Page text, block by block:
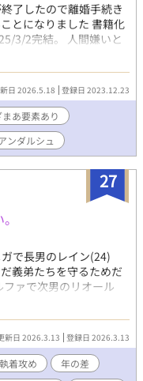
了したので離婚手続き
とになりました 書籍化
3/2完結。 人間嫌いと
うなるかと思ったものの
つもりだ。 男同士でも
の先駆けの1人にされた
わけじゃなくて僕は運
万歳と今でも思ってい
んて必要なことを一方
日にお仕事に行ってし
れるし、割と肩身は狭
これが毎日では参って
すい日々を送るために
を続けたら必ず離婚す
れない日を除いて毎日
人嫌いでも約束は守っ
だ。この契約のおかげ
毎日も今日で終わり。
のは残念なものの、同
な令嬢たちの妬みから
りではない。 最近は関
たかなとは思ったりも
爵様だから、契約のせ
なくなって内心喜んで
な奴がいたなと思い出
日 2026.5.18 登録日 2023.12.23
まあ要素あり
ンダルシュ
27
で長男のレイン(24)
義弟たちを守るためだ
ァで次男のリオール
叩く連中を許せなかっ
と思っていた。なにか
た。 初めて訪れた発情
が不審に思い、兄の部
ソード(28)に押し倒
ぐ部屋から出ろ！」 独
新日 2026.3.13 登録日 2026.3.13
執着攻め
年の差